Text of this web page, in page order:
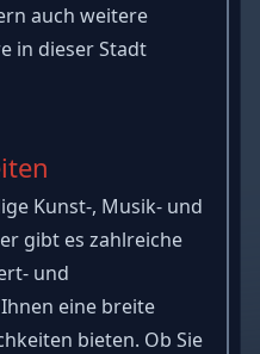
auch weitere
in dieser Stadt
Kunst-, Musik- und
gibt es zahlreiche
und
eine breite
bieten. Ob Sie